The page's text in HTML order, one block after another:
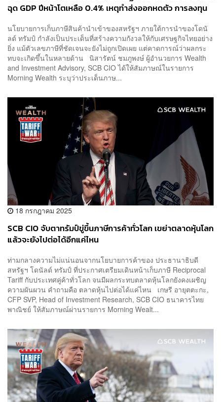
ฉุด GDP ปีหน้าโตเหลือ 0.4% เหตุทำส่งออกหดตัว การลงทุน
นโยบายการเก็บภาษีสินค้านำเข้าของสหรัฐฯ ภายใต้การนำของโดนั
ลด์ ทรัมป์ กำลังเป็นประเด็นที่สร้างความกังวลให้กับเศรษฐกิจไทยอย่าง
ยิ่ง แม้ตัวเลขภาษีที่ชัดเจนจะยังไม่ถูกเปิดเผย แต่คาดการณ์ว่าผลกระ
ทบจะเกิดขึ้นในหลายด้าน นิสารัตน์ ชมภูพงษ์ ผู้อำนวยการ Wealth
and Investment Advisory, SCB CIO ได้ให้สัมภาษณ์ในรายการ
Morning Wealth ระบุว่าประเด็นภาษ...
18 กรกฎาคม 2025
SCB CIO จับตาทรัมป์ขู่ขึ้นภาษีการค้าทั่วโลก เขย่าตลาดหุ้นโลก
แล้วจะยังไปต่อได้อีกแค่ไหน
ท่ามกลางความไม่แน่นอนจากนโยบายการค้าของ ประธานาธิบดี
สหรัฐฯ โดนัลด์ ทรัมป์ ที่ประกาศเตรียมเดินหน้าเก็บภาษี Reciprocal
Tariff กับประเทศคู่ค้าทั่วโลก จนมีผลกระทบตลาดหุ้นโลกยังคงเผชิญ
ความผันผวน คำถามคือ ตลาดหุ้นไปต่อได้แค่ไหน เกษรี อายุตตะกะ,
CFP SVP, Head of Investment Research, SCB CIO ธนาคารไทย
พาณิชย์ ให้สัมภาษณ์ผ่านรายการ Morning Wealt...